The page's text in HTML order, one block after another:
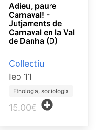
Adieu, paure
Carnaval! -
Jutjaments de
Carnaval en la Val
de Danha (D)
Collectiu
Ieo 11
Etnologia, sociologia
15.00€